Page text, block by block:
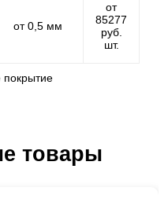
от 0,5 мм
от
85277
руб.
шт.
товары